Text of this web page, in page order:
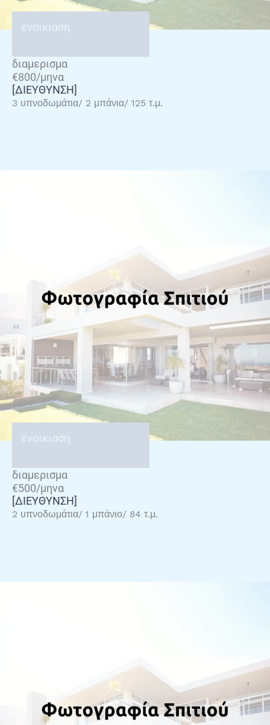
ενοικιαση
διαμερισμα
€800/μηνα
[ΔΙΕΥΘΥΝΣΗ]
3 υπνοδωμάτια/ 2 μπάνια/ 125 τ.μ.
ενοικιαση
διαμερισμα
€500/μηνα
[ΔΙΕΥΘΥΝΣΗ]
2 υπνοδωμάτια/ 1 μπάνιο/ 84 τ.μ.